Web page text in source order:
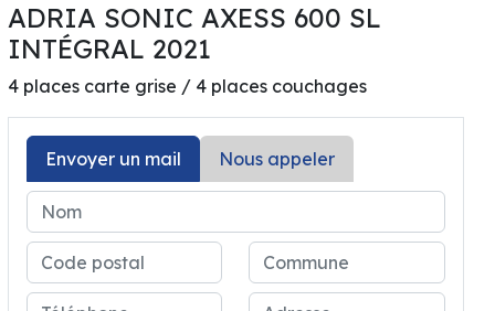
ADRIA SONIC AXESS 600 SL
INTÉGRAL 2021
4 places carte grise / 4 places couchages
Envoyer un mail Nous appeler